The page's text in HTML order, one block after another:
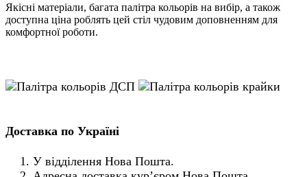
Якісні матеріали, багата палітра кольорів на вибір, а також
доступна ціна роблять цей стіл чудовим доповненням для
комфортної роботи.
Доставка по Україні
У відділення Нова Пошта.